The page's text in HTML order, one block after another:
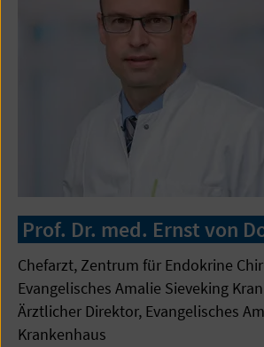
Prof. Dr. med. Ernst von
Chefarzt, Zentrum für Endokrine
Evangelisches Amalie Sieveking
Ärztlicher Direktor, Evangelisches
Krankenhaus